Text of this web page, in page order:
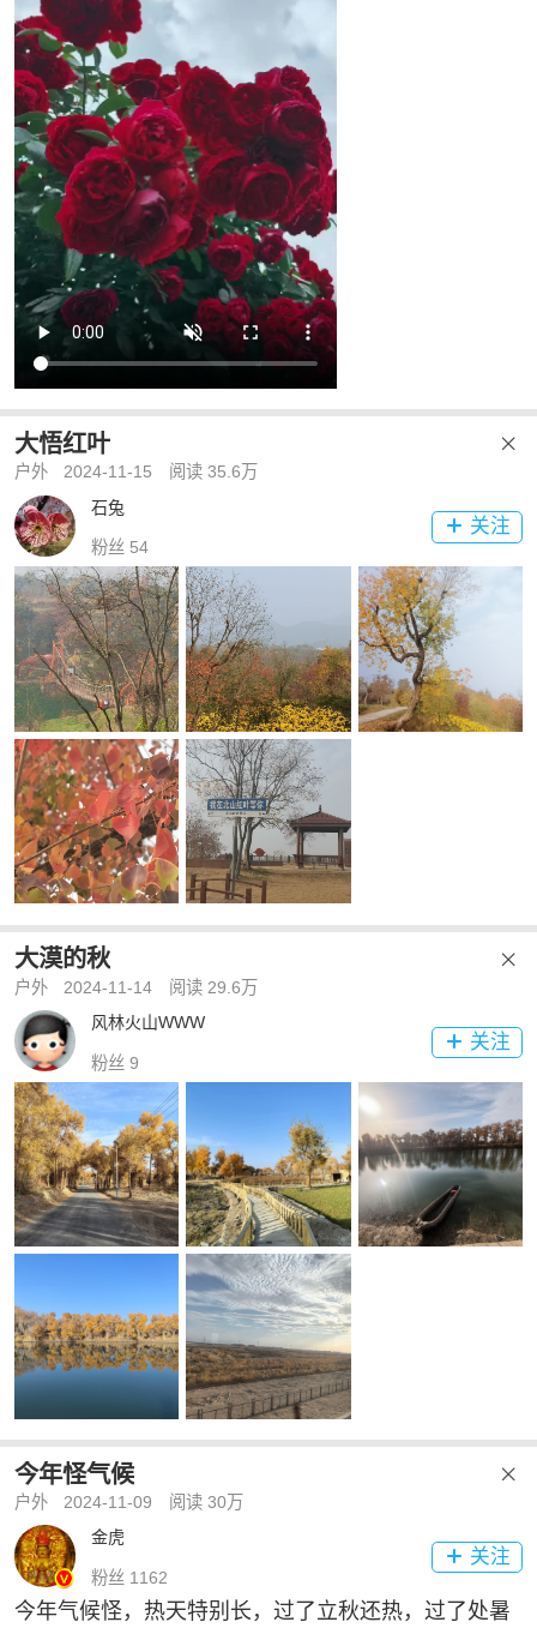
大悟红叶 
户外 2024-11-15
阅读 35.6万
石兔
粉丝 54
 关注
大漠的秋 
户外 2024-11-14
阅读 29.6万
风林火山WWW
粉丝 9
 关注
今年怪气候 
户外 2024-11-09
阅读 30万
金虎
粉丝 1162
 关注
今年气候怪，热天特别长，过了立秋还热，过了处暑